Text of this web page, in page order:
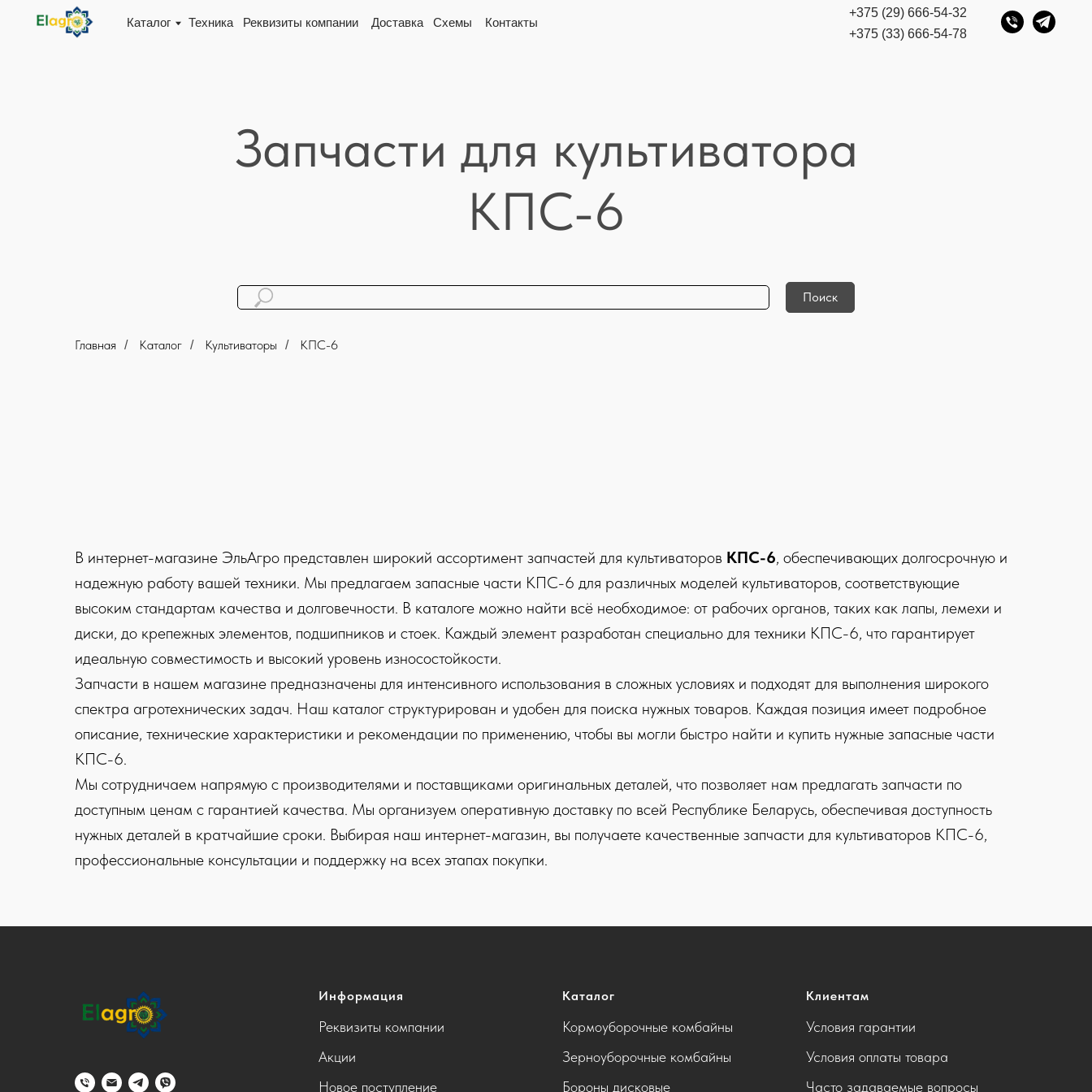
Каталог Реквизиты компании
Техника Доставка Контакты
Схемы
+375 (29) 666-54-32
+375 (33) 666-54-78
Запчасти для культиватора
КПС-6
Поиск
Главная / Каталог / Культиваторы / КПС-6
В интернет-магазине ЭльАгро представлен широкий ассортимент запчастей для культиваторов КПС-6, обеспечивающих долгосрочную и
надежную работу вашей техники. Мы предлагаем запасные части КПС-6 для различных моделей культиваторов, соответствующие
высоким стандартам качества и долговечности. В каталоге можно найти всё необходимое: от рабочих органов, таких как лапы, лемехи и
диски, до крепежных элементов, подшипников и стоек. Каждый элемент разработан специально для техники КПС-6, что гарантирует
идеальную совместимость и высокий уровень износостойкости.
Запчасти в нашем магазине предназначены для интенсивного использования в сложных условиях и подходят для выполнения широкого
спектра агротехнических задач. Наш каталог структурирован и удобен для поиска нужных товаров. Каждая позиция имеет подробное
описание, технические характеристики и рекомендации по применению, чтобы вы могли быстро найти и купить нужные запасные части
КПС-6.
Мы сотрудничаем напрямую с производителями и поставщиками оригинальных деталей, что позволяет нам предлагать запчасти по
доступным ценам с гарантией качества. Мы организуем оперативную доставку по всей Республике Беларусь, обеспечивая доступность
нужных деталей в кратчайшие сроки. Выбирая наш интернет-магазин, вы получаете качественные запчасти для культиваторов КПС-6,
профессиональные консультации и поддержку на всех этапах покупки.
Информация
Реквизиты компании
Акции
Новое поступление
Каталог
Кормоуборочные комбайны
Зерноуборочные комбайны
Бороны дисковые
Клиентам
Условия гарантии
Условия оплаты товара
Часто задаваемые вопросы